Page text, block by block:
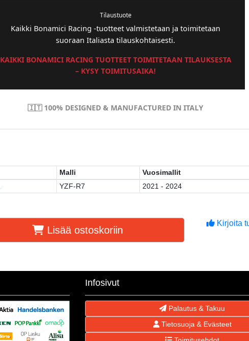
Tilaustuote
Kaikki Bonamici Racing -tuotteet valmistetaan ja toimitetaan
suoraan Italiasta tilauskohtaisesti.
KAIKKI BONAMICI RACING TUOTTEET TOIMITETAAN TILAUKSESTA
– KYSY TOIMITUSAIKA!
🇮🇹 100% DESIGNED & MANUFACTURED IN ITALY
Malli
Vuosimallit
YZF-R7 2021 - 2024
Lisää ostoskoriin
Kirjoita
Infosivut
Palautus & Takuu
Tietosuoja & Evästeet